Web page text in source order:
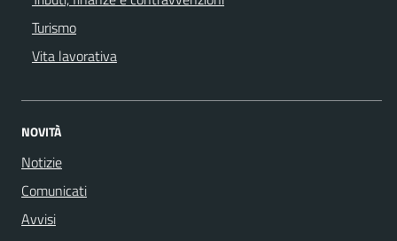
Turismo
Vita lavorativa
NOVITÀ
Notizie
Comunicati
Avvisi